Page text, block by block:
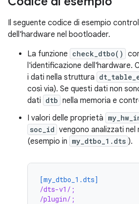
Il seguente codice di esempio
dell'hardware nel bootloader.
La funzione check_dtbo()
l'identificazione dell'hardware.
i dati nella struttura
così via). Se questi dati non
dati dtb nella memoria e
I valori delle proprietà
soc_id vengono analizzati nel
(esempio in my_dtbo_1.dts ).
[my_dtbo_1.dts]
/dts-v1/;
/plugin/;